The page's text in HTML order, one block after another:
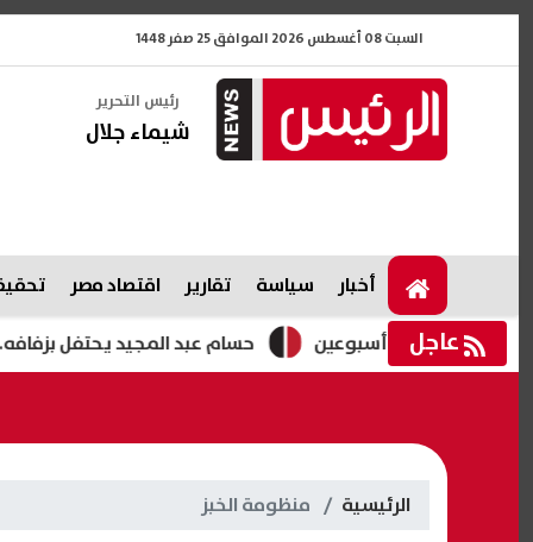
السبت 08 أغسطس 2026 الموافق 25 صفر 1448
رئيس التحرير
شيماء جلال
أخبار سياسة تقارير اقتصاد مصر
عاجل حسام عبد المجيد يحتفل بزفافه.. لمدة أسبوعين
الرئيسية منظومة الخبز